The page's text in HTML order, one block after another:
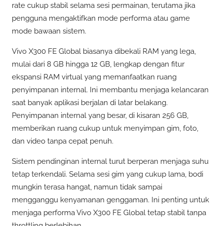
rate cukup stabil selama sesi permainan, terutama jika
pengguna mengaktifkan mode performa atau game
mode bawaan sistem.
Vivo X300 FE Global biasanya dibekali RAM yang lega,
mulai dari 8 GB hingga 12 GB, lengkap dengan fitur
ekspansi RAM virtual yang memanfaatkan ruang
penyimpanan internal. Ini membantu menjaga kelancaran
saat banyak aplikasi berjalan di latar belakang.
Penyimpanan internal yang besar, di kisaran 256 GB,
memberikan ruang cukup untuk menyimpan gim, foto,
dan video tanpa cepat penuh.
Sistem pendinginan internal turut berperan menjaga suhu
tetap terkendali. Selama sesi gim yang cukup lama, bodi
mungkin terasa hangat, namun tidak sampai
mengganggu kenyamanan genggaman. Ini penting untuk
menjaga performa Vivo X300 FE Global tetap stabil tanpa